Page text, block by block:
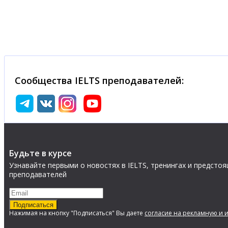
Сообщества IELTS преподавателей:
Будьте в курсе
Узнавайте первыми о новостях в IELTS, тренингах и
преподавателей
Подписаться
Нажимая на кнопку "Подписаться" Вы даете согласие на рекламную